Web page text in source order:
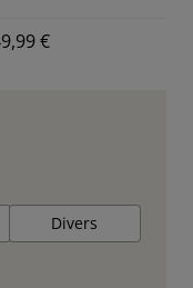
€
Divers